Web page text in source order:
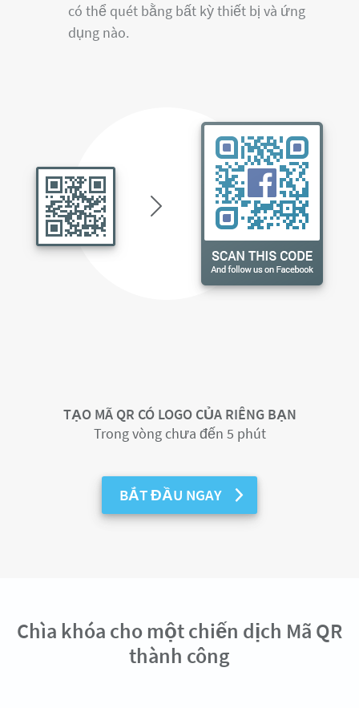
có thể quét bằng bất kỳ thiết bị và ứng
dụng nào.
TẠO MÃ QR CÓ LOGO CỦA RIÊNG BẠN
Trong vòng chưa đến 5 phút
BẮT ĐẦU NGAY
Chìa khóa cho một chiến dịch Mã QR
thành công